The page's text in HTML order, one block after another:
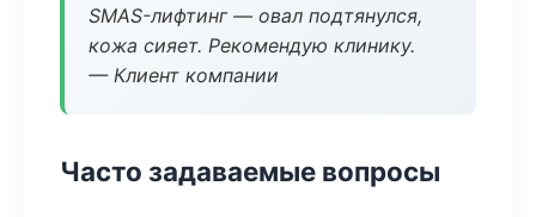
SMAS-лифтинг — овал подтянулся,
кожа сияет. Рекомендую клинику.
— Клиент компании
Часто задаваемые вопросы